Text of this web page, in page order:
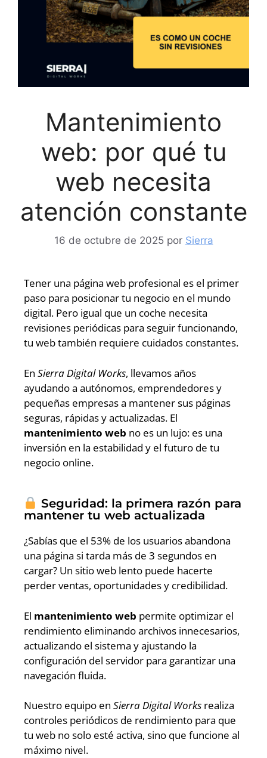
Mantenimiento
web: por qué tu
web necesita
atención constante
16 de octubre de 2025 por Sierra
Tener una página web profesional es el primer
paso para posicionar tu negocio en el mundo
digital. Pero igual que un coche necesita
revisiones periódicas para seguir funcionando,
tu web también requiere cuidados constantes.
En Sierra Digital Works, llevamos años
ayudando a autónomos, emprendedores y
pequeñas empresas a mantener sus páginas
seguras, rápidas y actualizadas. El
mantenimiento web no es un lujo: es una
inversión en la estabilidad y el futuro de tu
negocio online.
Seguridad: la primera razón para
mantener tu web actualizada
¿Sabías que el 53% de los usuarios abandona
una página si tarda más de 3 segundos en
cargar? Un sitio web lento puede hacerte
perder ventas, oportunidades y credibilidad.
El mantenimiento web permite optimizar el
rendimiento eliminando archivos innecesarios,
actualizando el sistema y ajustando la
configuración del servidor para garantizar una
navegación fluida.
Nuestro equipo en Sierra Digital Works realiza
controles periódicos de rendimiento para que
tu web no solo esté activa, sino que funcione al
máximo nivel.